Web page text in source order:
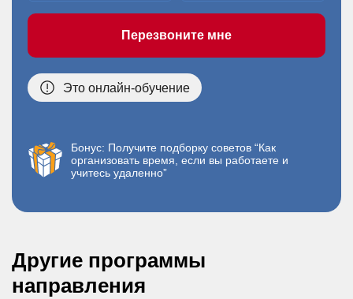
Бонус: Получите подборку советов “Как
организовать время, если вы работаете и
учитесь удаленно”
Перезвоните мне
Это онлайн-обучение
Другие программы
направления